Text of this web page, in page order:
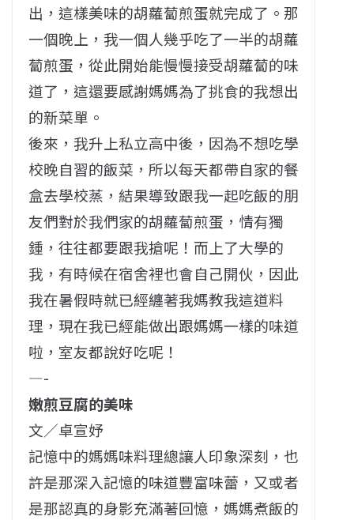
出，這樣美味的胡蘿蔔煎蛋就完成了。那
一個晚上，我一個人幾乎吃了一半的胡蘿
蔔煎蛋，從此開始能慢慢接受胡蘿蔔的味
道了，這還要感謝媽媽為了挑食的我想出
的新菜單。
後來，我升上私立高中後，因為不想吃學
校晚自習的飯菜，所以每天都帶自家的餐
盒去學校蒸，結果導致跟我一起吃飯的朋
友們對於我們家的胡蘿蔔煎蛋，情有獨
鍾，往往都要跟我搶呢！而上了大學的
我，有時候在宿舍裡也會自己開伙，因此
我在暑假時就已經纏著我媽教我這道料
理，現在我已經能做出跟媽媽一樣的味道
啦，室友都說好吃呢！
—-
嫩煎豆腐的美味
文／卓宣妤
記憶中的媽媽味料理總讓人印象深刻，也
許是那深入記憶的味道豐富味蕾，又或者
是那認真的身影充滿著回憶，媽媽煮飯的